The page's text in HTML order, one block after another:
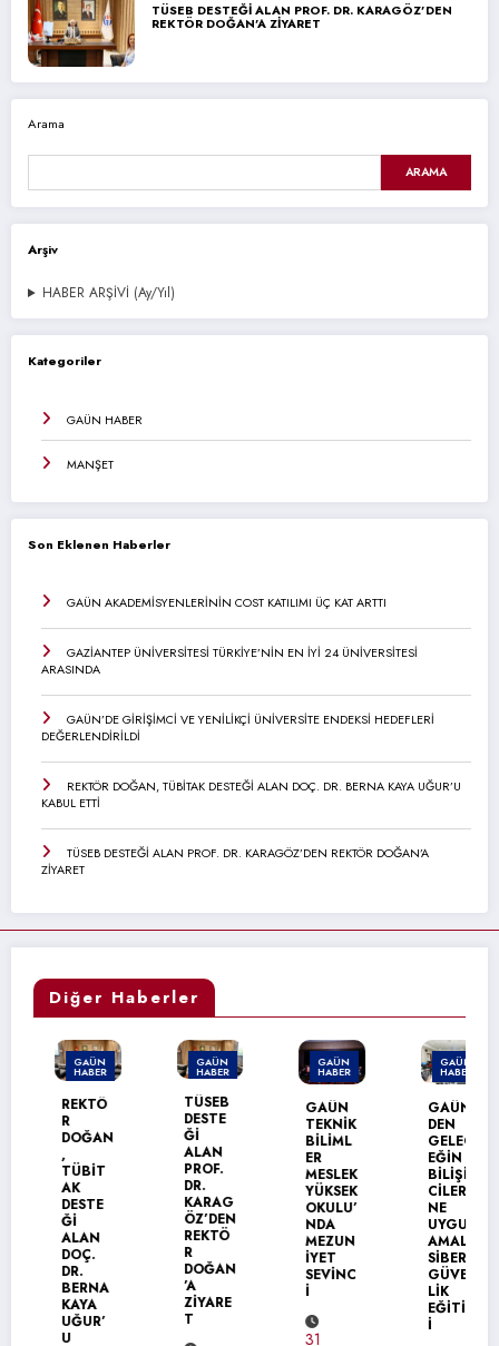
TÜSEB DESTEĞİ ALAN PROF. DR. KARAGÖZ’DEN
REKTÖR DOĞAN’A ZİYARET
Arama
ARAMA
Arşiv
HABER ARŞİVİ (Ay/Yıl)
Kategoriler
GAÜN HABER
MANŞET
Son Eklenen Haberler
GAÜN AKADEMİSYENLERİNİN COST KATILIMI ÜÇ KAT ARTTI
GAZİANTEP ÜNİVERSİTESİ TÜRKİYE’NİN EN İYİ 24 ÜNİVERSİTESİ
ARASINDA
GAÜN’DE GİRİŞİMCİ VE YENİLİKÇİ ÜNİVERSİTE ENDEKSİ HEDEFLERİ
DEĞERLENDİRİLDİ
REKTÖR DOĞAN, TÜBİTAK DESTEĞİ ALAN DOÇ. DR. BERNA KAYA UĞUR’U
KABUL ETTİ
TÜSEB DESTEĞİ ALAN PROF. DR. KARAGÖZ’DEN REKTÖR DOĞAN’A
ZİYARET
Diğer Haberler
GAÜN
HABER
REKTÖ
DOĞAN
TÜBİT
DESTE
ALAN
DOÇ.
DR.
BERNA
KAYA
UĞUR’
GAÜN
HABER
TÜSEB
DESTE
ALAN
PROF.
DR.
KARAG
ÖZ’DEN
REKTÖ
DOĞAN
ZİYARE
GAÜN
HABER
GAÜN
TEKNİK
BİLİML
MESLEK
YÜKSEK
OKULU’
NDA
MEZUN
İYET
SEVİNC
GAÜN
HABER
GAÜN’
DEN
GELEC
EĞİN
BİLİŞİM
CİLERİ
UYGUL
AMALI
SİBER
GÜVEN
EĞİTİM